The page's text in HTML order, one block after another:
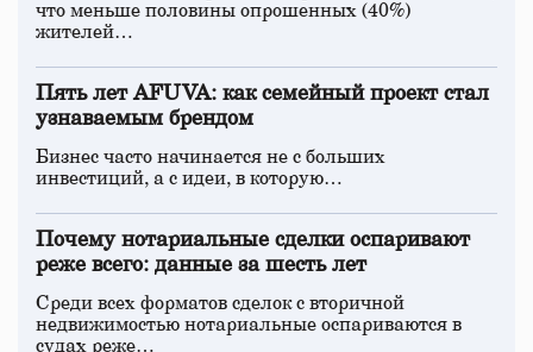
что меньше половины опрошенных (40%)
жителей…
Пять лет AFUVA: как семейный проект стал
узнаваемым брендом
Бизнес часто начинается не с больших
инвестиций, а с идеи, в которую…
Почему нотариальные сделки оспаривают
реже всего: данные за шесть лет
Среди всех форматов сделок с вторичной
недвижимостью нотариальные оспариваются в
судах реже…